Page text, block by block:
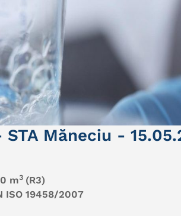
Măneciu -
m3 (R3)
ISO 19458/2007